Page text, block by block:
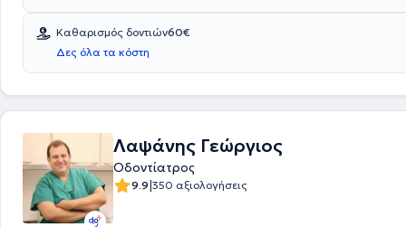
παρέχουν ολοκληρωμένη οδοντιατρική φροντίδα και εξαιρετικά
οδοντιατρικά αποτελέσματα στην κλινική Cosmetic dental. Οι ιδέες
εμπειρία του μετουσιώνονται στην παροχή οδοντιατρικών υπηρεσιών
αποκαταστήσουν την υγεία και την αισθητική του στόματός σας και
Καθαρισμός δοντιών60€
Δες όλα τα κόστη
Λαψάνης Γεώργιος
Οδοντίατρος
9.9|350 αξιολογήσεις